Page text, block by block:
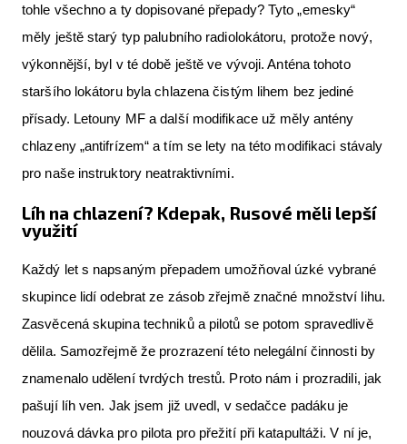
tohle všechno a ty dopisované přepady? Tyto „emesky“
měly ještě starý typ palubního radiolokátoru, protože nový,
výkonnější, byl v té době ještě ve vývoji. Anténa tohoto
staršího lokátoru byla chlazena čistým lihem bez jediné
přísady. Letouny MF a další modifikace už měly antény
chlazeny „antifrízem“ a tím se lety na této modifikaci stávaly
pro naše instruktory neatraktivními.
Líh na chlazení? Kdepak, Rusové měli lepší
využití
Každý let s napsaným přepadem umožňoval úzké vybrané
skupince lidí odebrat ze zásob zřejmě značné množství lihu.
Zasvěcená skupina techniků a pilotů se potom spravedlivě
dělila. Samozřejmě že prozrazení této nelegální činnosti by
znamenalo udělení tvrdých trestů. Proto nám i prozradili, jak
pašují líh ven. Jak jsem již uvedl, v sedačce padáku je
nouzová dávka pro pilota pro přežití při katapultáži. V ní je,